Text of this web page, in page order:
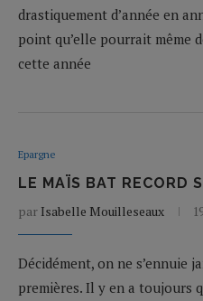
drastiquement d’année en
point qu’elle pourrait même
cette année
Epargne
LE MAÏS BAT RECORD
par Isabelle Mouilleseaux
Décidément, on ne s’ennuie
premières. Il y en a toujours